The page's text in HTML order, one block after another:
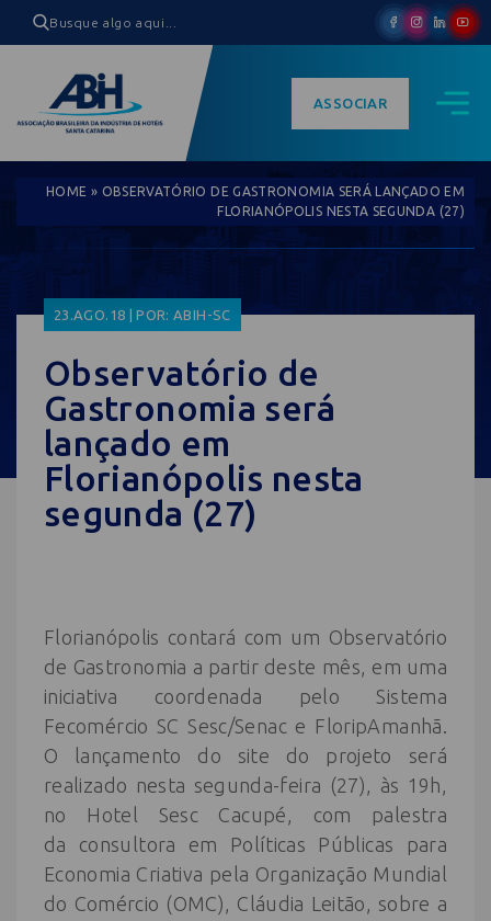
ASSOCIAR
HOME » OBSERVATÓRIO DE GASTRONOMIA SERÁ LANÇADO EM
FLORIANÓPOLIS NESTA SEGUNDA (27)
23.AGO.18 | POR: ABIH-SC
Observatório de
Gastronomia será
lançado em
Florianópolis nesta
segunda (27)
Florianópolis contará com um Observatório
de Gastronomia a partir deste mês, em uma
iniciativa coordenada pelo Sistema
Fecomércio SC Sesc/Senac e FloripAmanhã.
O lançamento do site do projeto será
realizado nesta segunda-feira (27), às 19h,
no Hotel Sesc Cacupé, com palestra
da consultora em Políticas Públicas para
Economia Criativa pela Organização Mundial
do Comércio (OMC), Cláudia Leitão, sobre a